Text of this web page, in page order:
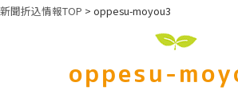
聞折込情報TOP >oppesu-moyou3
oppesu-